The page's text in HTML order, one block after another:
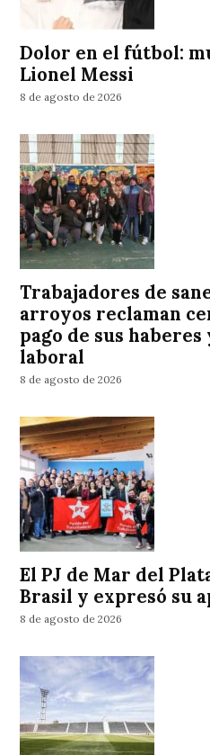
Dolor en el fútbol:
Lionel Messi
8 de agosto de 2026
Trabajadores de
arroyos reclaman
pago de sus
laboral
8 de agosto de 2026
El PJ de Mar del
Brasil y expresó su
8 de agosto de 2026